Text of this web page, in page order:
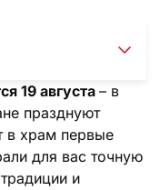
19 августа– в
празднуют
в храм первые
для вас точную
и